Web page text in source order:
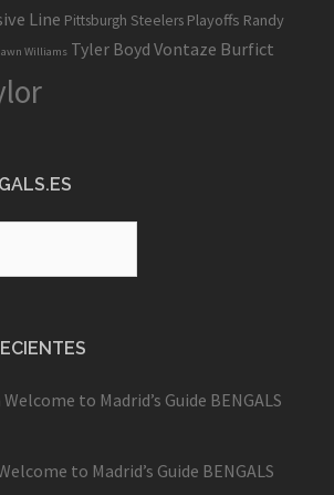
Line Pittsburgh Steelers Playoffs Randy
Williams Tyler Boyd Vontaze Burfict
Welcome to Madrid’s Guide BENGALS
to Madrid’s Guide BENGALS